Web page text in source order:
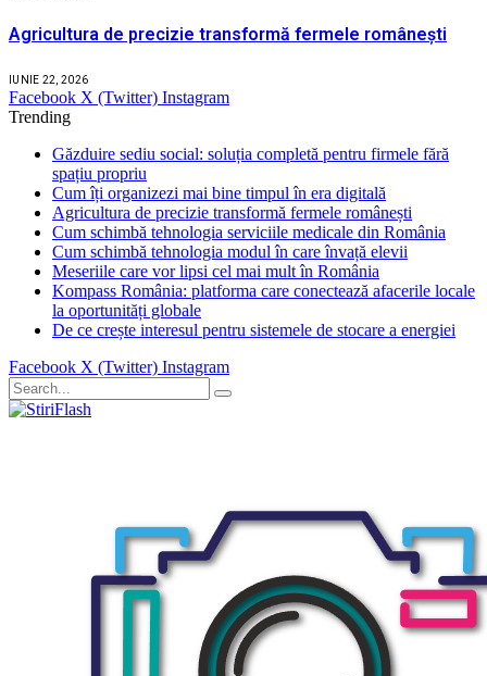
Agricultura de precizie transformă fermele românești
IUNIE 22, 2026
Facebook X (Twitter) Instagram
Trending
Găzduire sediu social: soluția completă pentru firmele fără
spațiu propriu
Cum îți organizezi mai bine timpul în era digitală
Agricultura de precizie transformă fermele românești
Cum schimbă tehnologia serviciile medicale din România
Cum schimbă tehnologia modul în care învață elevii
Meseriile care vor lipsi cel mai mult în România
Kompass România: platforma care conectează afacerile locale
la oportunități globale
De ce crește interesul pentru sistemele de stocare a energiei
Facebook X (Twitter) Instagram